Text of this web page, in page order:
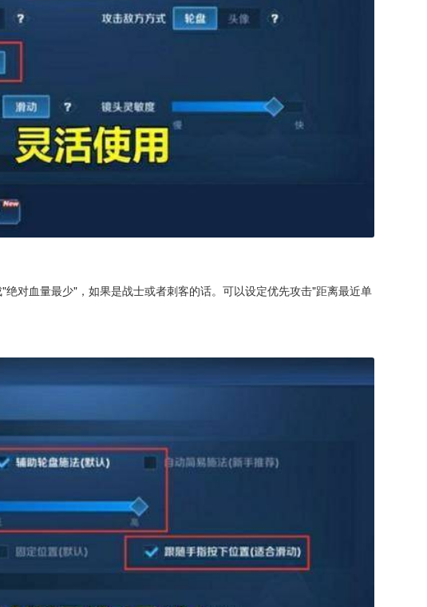
对血量最少"，如果是战士或者刺客的话。可以设定优先攻击"距离最近单